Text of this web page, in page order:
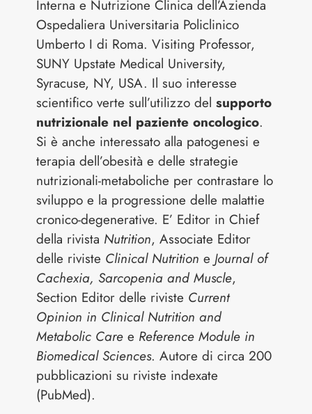
Interna e Nutrizione Clinica dell’Azienda
Ospedaliera Universitaria Policlinico
Umberto I di Roma. Visiting Professor,
SUNY Upstate Medical University,
Syracuse, NY, USA. Il suo interesse
scientifico verte sull’utilizzo delsupporto
nutrizionale nel paziente oncologico.
Si è anche interessato alla patogenesi e
terapia dell’obesità e delle strategie
nutrizionali-metaboliche per contrastare lo
sviluppo e la progressione delle malattie
cronico-degenerative. E’ Editor in Chief
della rivista Nutrition, Associate Editor
delle riviste Clinical Nutrition eJournal of
Cachexia, Sarcopenia and Muscle,
Section Editor delle riviste Current
Opinion in Clinical Nutrition and
Metabolic Care e Reference Module in
Biomedical Sciences. Autore di circa 200
pubblicazioni su riviste indexate
(PubMed).